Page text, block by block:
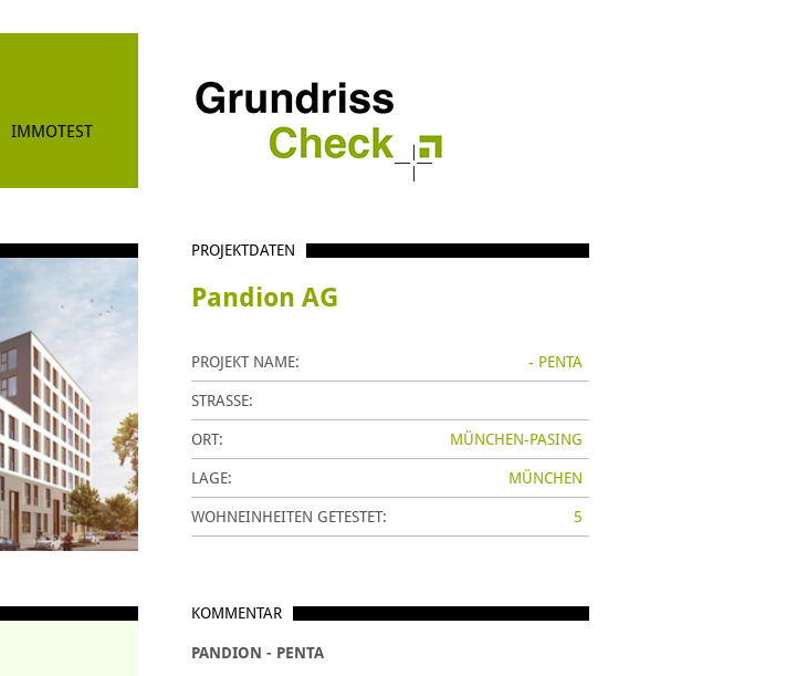
IMMOTEST
PROJEKTDATEN
Pandion AG
PROJEKT NAME: - PENTA
STRASSE:
ORT: MÜNCHEN-PASING
LAGE: MÜNCHEN
WOHNEINHEITEN GETESTET: 5
KOMMENTAR
PANDION - PENTA